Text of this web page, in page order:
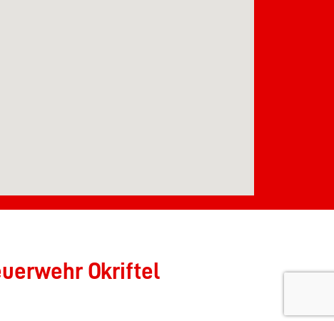
Okriftel